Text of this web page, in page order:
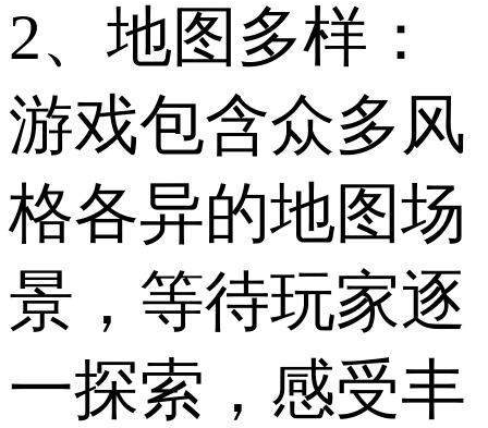
2、地图多样：
游戏包含众多风
格各异的地图场
景，等待玩家逐
一探索，感受丰